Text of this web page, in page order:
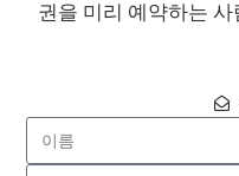
권을 미리 예약하는